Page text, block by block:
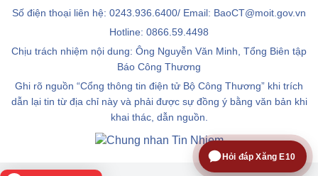
Số điện thoại liên hệ: 0243.936.6400/ Email: BaoCT@moit.gov.vn
Hotline: 0866.59.4498
Chịu trách nhiệm nội dung: Ông Nguyễn Văn Minh, Tổng Biên tập
Báo Công Thương
Ghi rõ nguồn “Cổng thông tin điện tử Bộ Công Thương” khi trích
dẫn lại tin từ địa chỉ này và phải được sự đồng ý bằng văn bản khi
khai thác, dẫn nguồn.
Hỏi đáp Xăng E10